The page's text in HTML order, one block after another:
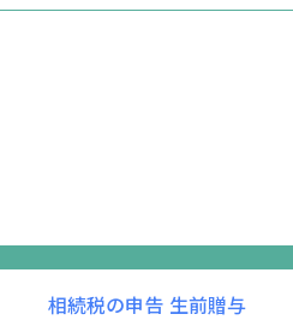
相続税の申告 生前贈与